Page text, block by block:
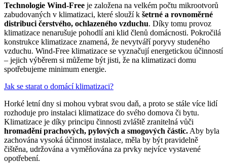
Technologie Wind-Free je založena na velkém počtu mikrootvorů
zabudovaných v klimatizaci, které slouží k šetrné a rovnoměrné
distribuci čerstvého, ochlazeného vzduchu. Díky tomu provoz
klimatizace nenarušuje pohodlí ani klid členů domácnosti. Pokročilá
konstrukce klimatizace znamená, že nevytváří poryvy studeného
vzduchu. Wind-Free klimatizace se vyznačují energetickou účinností
– jejich výběrem si můžeme být jisti, že na klimatizaci domu
spotřebujeme minimum energie.
Jak se starat o domácí klimatizaci?
Horké letní dny si mohou vybrat svou daň, a proto se stále více lidí
rozhoduje pro instalaci klimatizace do svého domova či bytu.
Klimatizace je díky principu činnosti zvláště zranitelná vůči
hromadění prachových, pylových a smogových částic. Aby byla
zachována vysoká účinnost instalace, měla by být pravidelně
čištěna, udržována a vyměňována za prvky nejvíce vystavené
opotřebení.